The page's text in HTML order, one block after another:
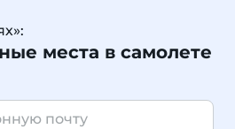
места в самолете